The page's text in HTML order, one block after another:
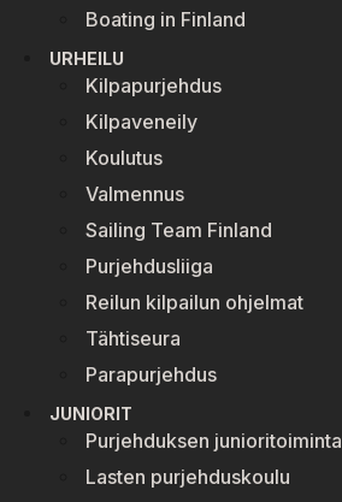
Boating in Finland
URHEILU
Kilpapurjehdus
Kilpaveneily
Koulutus
Valmennus
Sailing Team Finland
Purjehdusliiga
Reilun kilpailun ohjelmat
Tähtiseura
Parapurjehdus
JUNIORIT
Purjehduksen junioritoiminta
Lasten purjehduskoulu